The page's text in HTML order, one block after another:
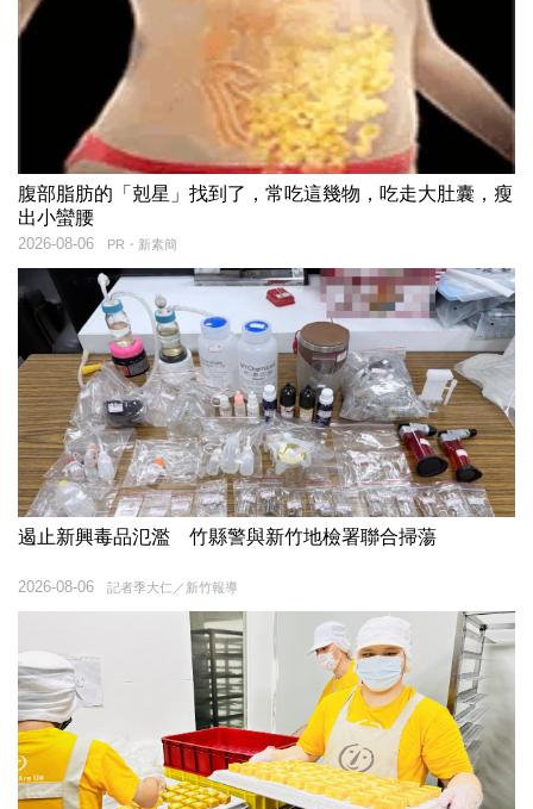
腹部脂肪的「剋星」找到了，常吃這幾物，吃走大肚囊，瘦
出小蠻腰
PR・新素簡
2026-08-06
遏止新興毒品氾濫 竹縣警與新竹地檢署聯合掃蕩
記者季大仁／新竹報導
2026-08-06